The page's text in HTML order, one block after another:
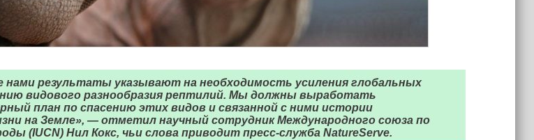
нами результаты указывают на необходимость усиления глобальных
видового разнообразия рептилий. Мы должны выработать
план по спасению этих видов и связанной с ними истории
на Земле», — отметил научный сотрудник Международного союза по
(IUCN) Нил Кокс, чьи слова приводит пресс-служба NatureServe.